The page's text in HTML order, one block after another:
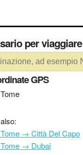
per viaggiare
GPS
→ Città Del Capo
→ Dubai